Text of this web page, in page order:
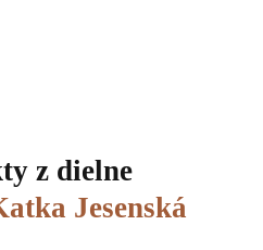
z dielne
Jesenská